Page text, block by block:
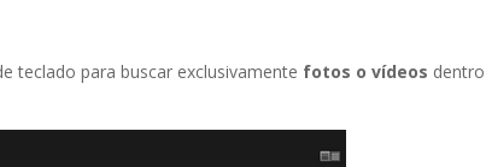
teclado para buscar exclusivamente fotos o vídeos